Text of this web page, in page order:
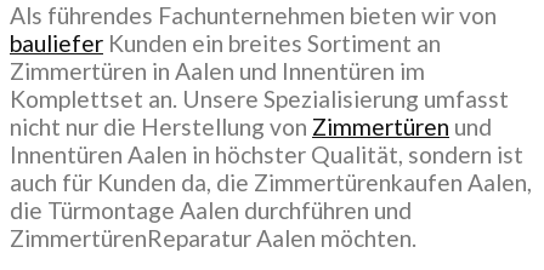
Als führendes Fachunternehmen bieten wir von
bauliefer Kunden ein breites Sortiment an
Zimmertüren in Aalen und Innentüren im
Komplettset an. Unsere Spezialisierung umfasst
nicht nur die Herstellung von Zimmertüren und
Innentüren Aalen in höchster Qualität, sondern ist
auch für Kunden da, die Zimmertürenkaufen Aalen,
die Türmontage Aalen durchführen und
ZimmertürenReparatur Aalen möchten.